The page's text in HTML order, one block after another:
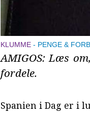
KLUMME PENGE &
AMIGOS: Læs
fordele.
Spanien i Dag er i